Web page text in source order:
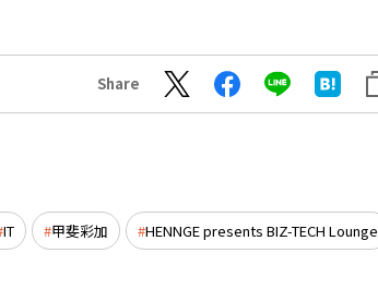
Share
IT 甲斐彩加 HENNGE presents BIZ-TECH Lounge